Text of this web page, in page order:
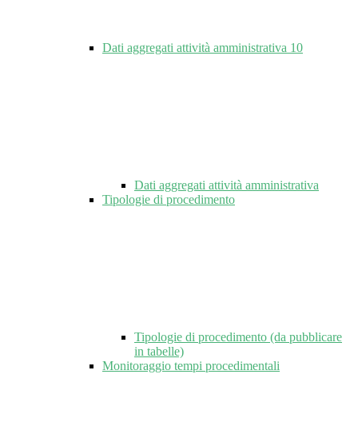
Dati aggregati attività amministrativa 10
Dati aggregati attività amministrativa
Tipologie di procedimento
Tipologie di procedimento (da pubblicare
in tabelle)
Monitoraggio tempi procedimentali